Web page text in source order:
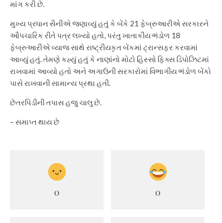
માંગ કરી છે.
મુખ્ય પ્રધાન સૈનીએ જણાવ્યું હતું કે બેંકે 21 ફેબ્રુઆરીએ સરકારને
ઔપચારિક રીતે પત્ર લખ્યો હતો, પરંતુ ખાતાકીય ભંડોળ 18
ફેબ્રુઆરીએ વ્યાજ સાથે રાષ્ટ્રીયકૃત બેંકમાં ટ્રાન્સફર કરવામાં
આવ્યું હતું. તેમણે કહ્યું હતું કે નાણાંનો મોટો હિસ્સો ફિક્સ ડિપોઝિટમાં
રાખવામાં આવ્યો હતો અને અગાઉની સરકારોમાં વિભાગીય ભંડોળ બેંકો
પાસે રાખવાની સામાન્ય પ્રથા હતી.
છેતરપિંડીની તપાસ હજુ ચાલુ છે.
– સમાપ્ત થાય છે
0 0